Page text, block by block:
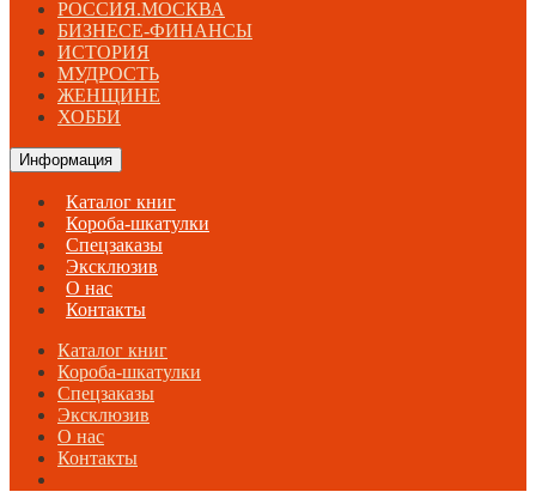
РОССИЯ.МОСКВА
БИЗНЕСЕ-ФИНАНСЫ
ИСТОРИЯ
МУДРОСТЬ
ЖЕНЩИНЕ
ХОББИ
Информация
Каталог книг
Короба-шкатулки
Спецзаказы
Эксклюзив
О нас
Контакты
Каталог книг
Короба-шкатулки
Спецзаказы
Эксклюзив
О нас
Контакты